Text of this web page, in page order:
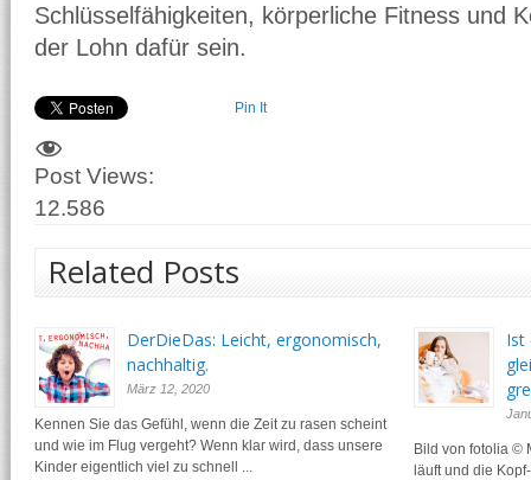
Schlüsselfähigkeiten, körperliche Fitness und
der Lohn dafür sein.
Pin It
Post Views:
12.586
Related Posts
DerDieDas: Leicht, ergonomisch,
nachhaltig.
März 12, 2020
Kennen Sie das Gefühl, wenn die Zeit zu rasen scheint
und wie im Flug vergeht? Wenn klar wird, dass unsere
Kinder eigentlich viel zu schnell ...
Ist
Bild von fotolia ©
läuft und die